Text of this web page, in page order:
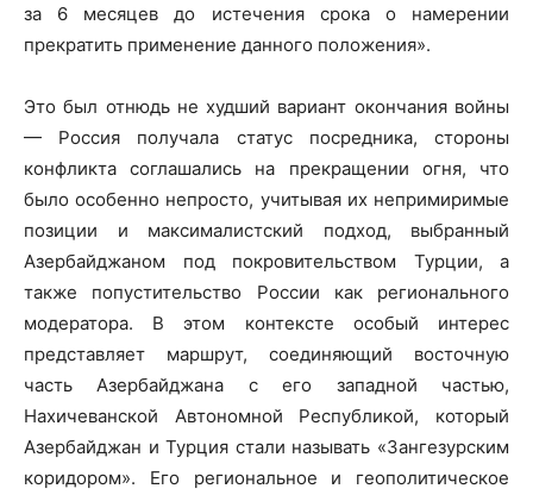
за 6 месяцев до истечения срока о намерении
прекратить применение данного положения».
Это был отнюдь не худший вариант окончания войны
— Россия получала статус посредника, стороны
конфликта соглашались на прекращении огня, что
было особенно непросто, учитывая их непримиримые
позиции и максималистский подход, выбранный
Азербайджаном под покровительством Турции, а
также попустительство России как регионального
модератора. В этом контексте особый интерес
представляет маршрут, соединяющий восточную
часть Азербайджана с его западной частью,
Нахичеванской Автономной Республикой, который
Азербайджан и Турция стали называть «Зангезурским
коридором». Его региональное и геополитическое